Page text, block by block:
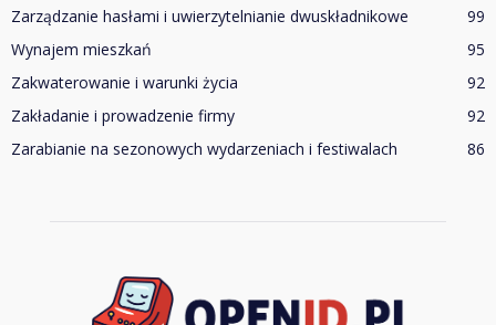
Zarządzanie hasłami i uwierzytelnianie dwuskładnikowe
99
Wynajem mieszkań
95
Zakwaterowanie i warunki życia
92
Zakładanie i prowadzenie firmy
92
Zarabianie na sezonowych wydarzeniach i festiwalach
86